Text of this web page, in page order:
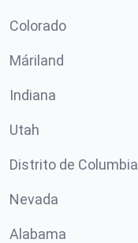
Colorado
Máriland
Indiana
Utah
Distrito de Columbia
Nevada
Alabama